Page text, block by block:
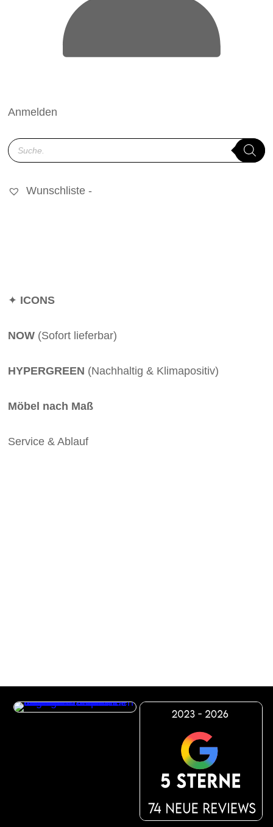
Anmelden
Products
search
Wunschliste -
✦ ICONS
NOW (Sofort lieferbar)
HYPERGREEN (Nachhaltig & Klimapositiv)
Möbel nach Maß
Service & Ablauf